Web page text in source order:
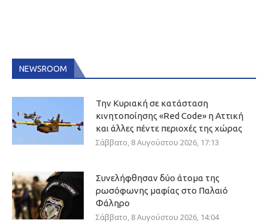
NEWSROOM
Την Κυριακή σε κατάσταση
κινητοποίησης «Red Code» η Αττική
και άλλες πέντε περιοχές της χώρας
Σάββατο, 8 Αυγούστου 2026, 17:13
Συνελήφθησαν δύο άτομα της
ρωσόφωνης μαφίας στο Παλαιό
Φάληρο
Σάββατο, 8 Αυγούστου 2026, 14:04